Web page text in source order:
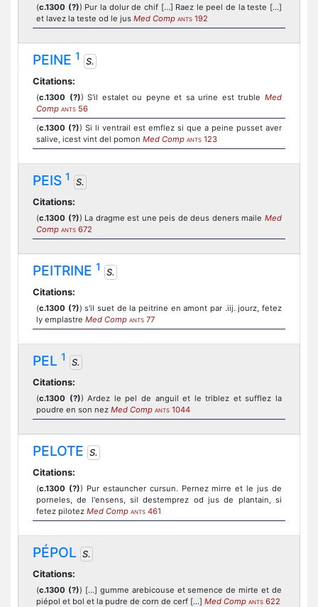
(c.1300 (?)) Pur la dolur de chif [...] Raez le peel de la teste [...]
et lavez la teste od le jus Med Comp ANTS 192
PEINE 1
S.
Citations:
(c.1300 (?)) S'il estalet ou peyne et sa urine est trubleMed
Comp ANTS 56
(c.1300 (?)) Si li ventrail est emflez si que a peine pusset aver
salive, icest vint del pomon Med Comp ANTS 123
PEIS 1
S.
Citations:
(c.1300 (?)) La dragme est une peis de deus deners maileMed
Comp ANTS 672
PEITRINE 1
S.
Citations:
(c.1300 (?)) s'il suet de la peitrine en amont par .iij. jourz, fetez
ly emplastre Med Comp ANTS 77
PEL 1
S.
Citations:
(c.1300 (?)) Ardez le pel de anguil et le triblez et sufflez la
poudre en son nez Med Comp ANTS 1044
PELOTE S.
Citations:
(c.1300 (?)) Pur estauncher cursun. Pernez mirre et le jus de
porneles, de l'ensens, sil destemprez od jus de plantain, si
fetez pilotez Med Comp ANTS 461
PÉPOL S.
Citations:
(c.1300 (?)) [...] gumme arebicouse et semence de mirte et de
piépol et bol et la pudre de corn de cerf [...] Med Comp ANTS 622